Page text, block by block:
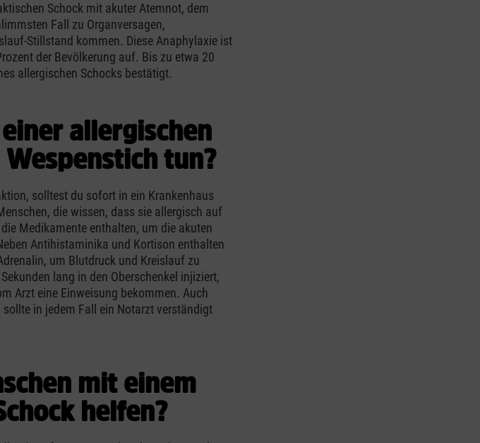
Schock mit akuter Atemnot, dem
Fall zu Organversagen,
Stillstand kommen. Diese Anaphylaxie ist
der Bevölkerung auf. Bis zu etwa 20
allergischen Schocks bestätigt.
allergischen
tun?
solltest du sofort in ein Krankenhaus
die wissen, dass sie allergisch auf
Medikamente enthalten, um die akuten
Antihistaminika und Kortison enthalten
um Blutdruck und Kreislauf zu
lang in den Oberschenkel injiziert,
Arzt eine Einweisung bekommen. Auch
in jedem Fall ein Notarzt verständigt
mit einem
helfen?